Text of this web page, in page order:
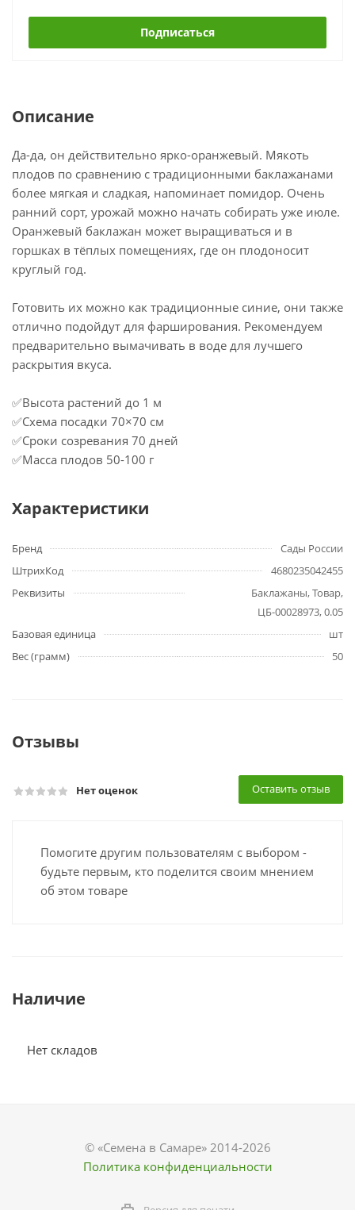
Подписаться
Описание
Да-да, он действительно ярко-оранжевый. Мякоть
плодов по сравнению с традиционными баклажанами
более мягкая и сладкая, напоминает помидор. Очень
ранний сорт, урожай можно начать собирать уже июле.
Оранжевый баклажан может выращиваться и в
горшках в тёплых помещениях, где он плодоносит
круглый год.
Готовить их можно как традиционные синие, они также
отлично подойдут для фарширования. Рекомендуем
предварительно вымачивать в воде для лучшего
раскрытия вкуса.
✅Высота растений до 1 м
✅Схема посадки 70×70 см
✅Сроки созревания 70 дней
✅Масса плодов 50-100 г
Характеристики
Бренд
Сады России
ШтрихКод
4680235042455
Реквизиты
Баклажаны, Товар,
ЦБ-00028973, 0.05
Базовая единица
шт
Вес (грамм)
50
Отзывы
Нет оценок Оставить отзыв
Помогите другим пользователям с выбором -
будьте первым, кто поделится своим мнением
об этом товаре
Наличие
Нет складов
© «Семена в Самаре» 2014-2026
Политика конфиденциальности